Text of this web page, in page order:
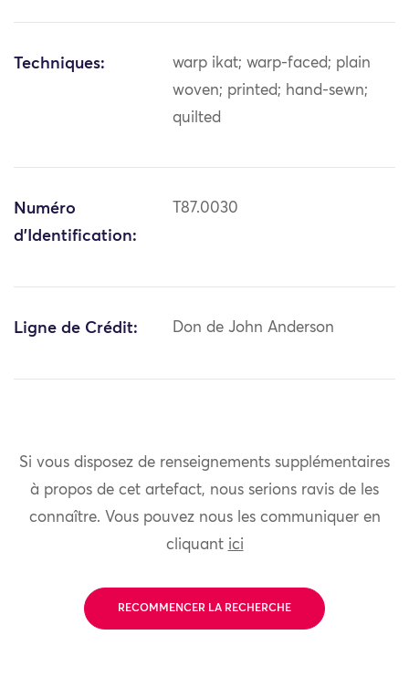
Techniques:
warp ikat; warp-faced; plain
woven; printed; hand-sewn;
quilted
Numéro
d'Identification:
T87.0030
Ligne de Crédit: Don de John Anderson
Si vous disposez de renseignements supplémentaires
à propos de cet artefact, nous serions ravis de les
connaître. Vous pouvez nous les communiquer en
cliquant ici
RECOMMENCER LA RECHERCHE